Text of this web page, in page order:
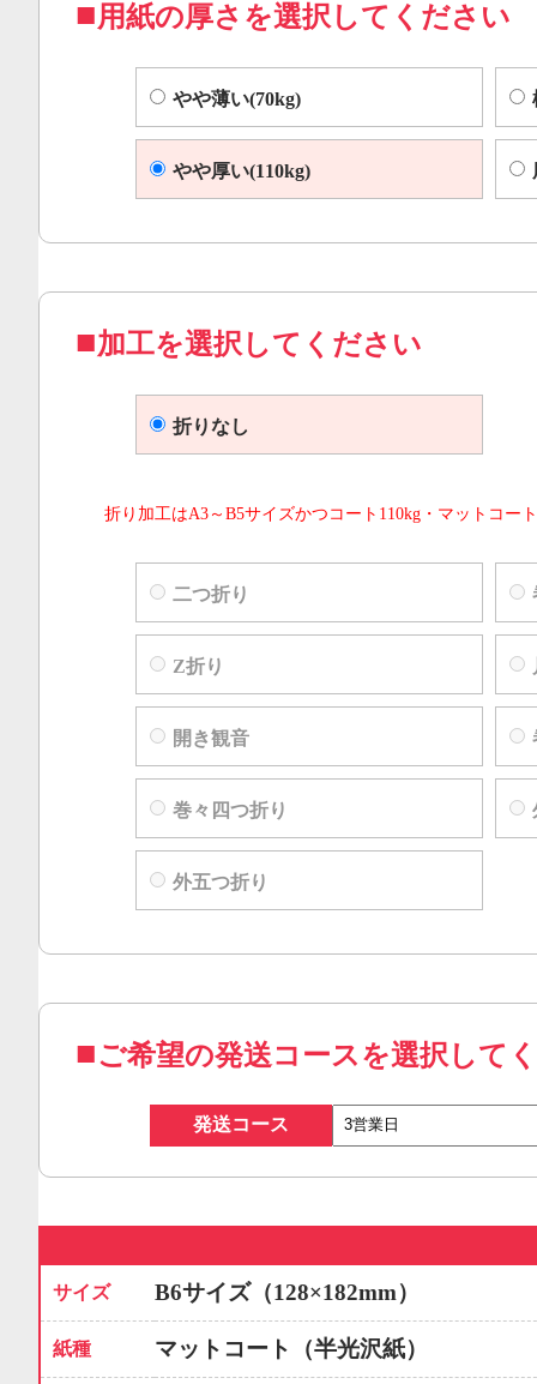
用紙の厚さを選択してください
やや薄い(70kg)
やや厚い(110kg)
加工を選択してください
折りなし
折り加工はA3～B5サイズかつコート110kg・マットコー
二つ折り
Z折り
開き観音
巻々四つ折り
外五つ折り
ご希望の発送コースを選択して
発送コース
サイズ B6サイズ（128×182mm）
紙種 マットコート（半光沢紙）